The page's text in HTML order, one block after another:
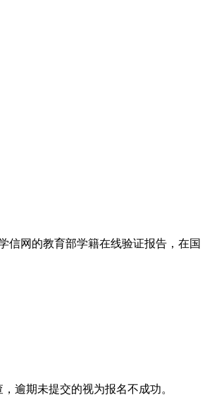
信网的教育部学籍在线验证报告，在国
逾期未提交的视为报名不成功。